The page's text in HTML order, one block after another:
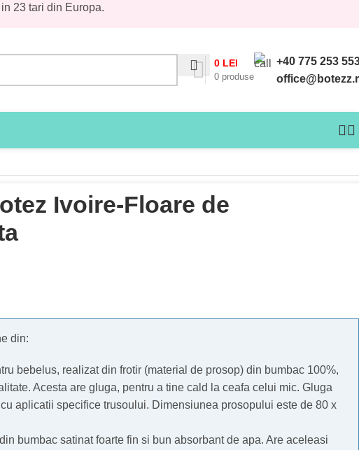
23 tari din Europa.
0 produse
0 LEI
+40 775 253
Ivoire-Floare de
din:
bebelus, realizat din frotir (material de prosop) din bumbac 100%,
Acesta are gluga, pentru a tine cald la ceafa celui mic. Gluga
aplicatii specifice trusoului. Dimensiunea prosopului este de 80 x
bumbac satinat foarte fin si bun absorbant de apa. Are aceleasi